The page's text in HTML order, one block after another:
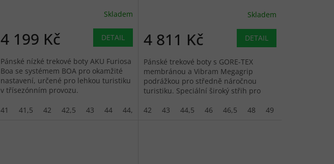
46 46,5 47
Skladem
4 199 Kč DETAIL
Pánské nízké trekové boty AKU Furiosa
Boa se systémem BOA pro okamžité
nastavení, určené pro lehkou turistiku
v třísezónním provozu.
41 41,5 42 42,5 43 44 44,5 45 46 46,5 47,5 48
Skladem
4 811 Kč DETAIL
Pánské trekové boty s GORE-TEX
membránou a Vibram Megagrip
podrážkou pro středně náročnou
turistiku. Speciální široký střih pro
42
43 44,5 46 46,5 48 49